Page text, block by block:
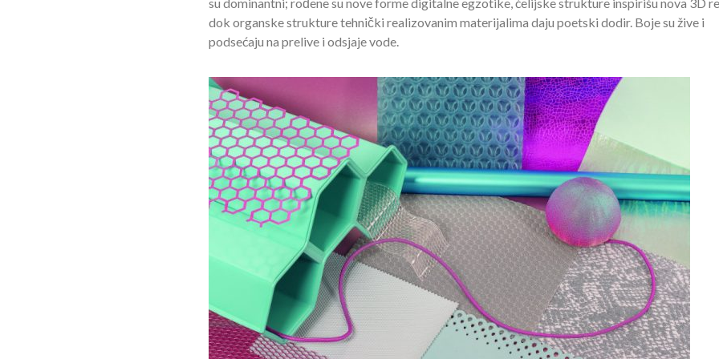
dok organske strukture tehnički realizovanim materijalima daju poetski dodir. Boje su žive i
podsećaju na prelive i odsjaje vode.